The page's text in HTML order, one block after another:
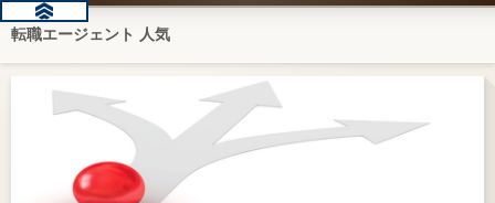
転職エージェント 人気